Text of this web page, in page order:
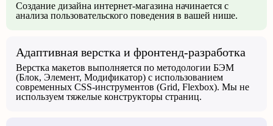
Создание дизайна интернет-магазина начинается с
анализа пользовательского поведения в вашей нише.
Адаптивная верстка и фронтенд-разработка
Верстка макетов выполняется по методологии БЭМ
(Блок, Элемент, Модификатор) с использованием
современных CSS-инструментов (Grid, Flexbox). Мы не
используем тяжелые конструкторы страниц.